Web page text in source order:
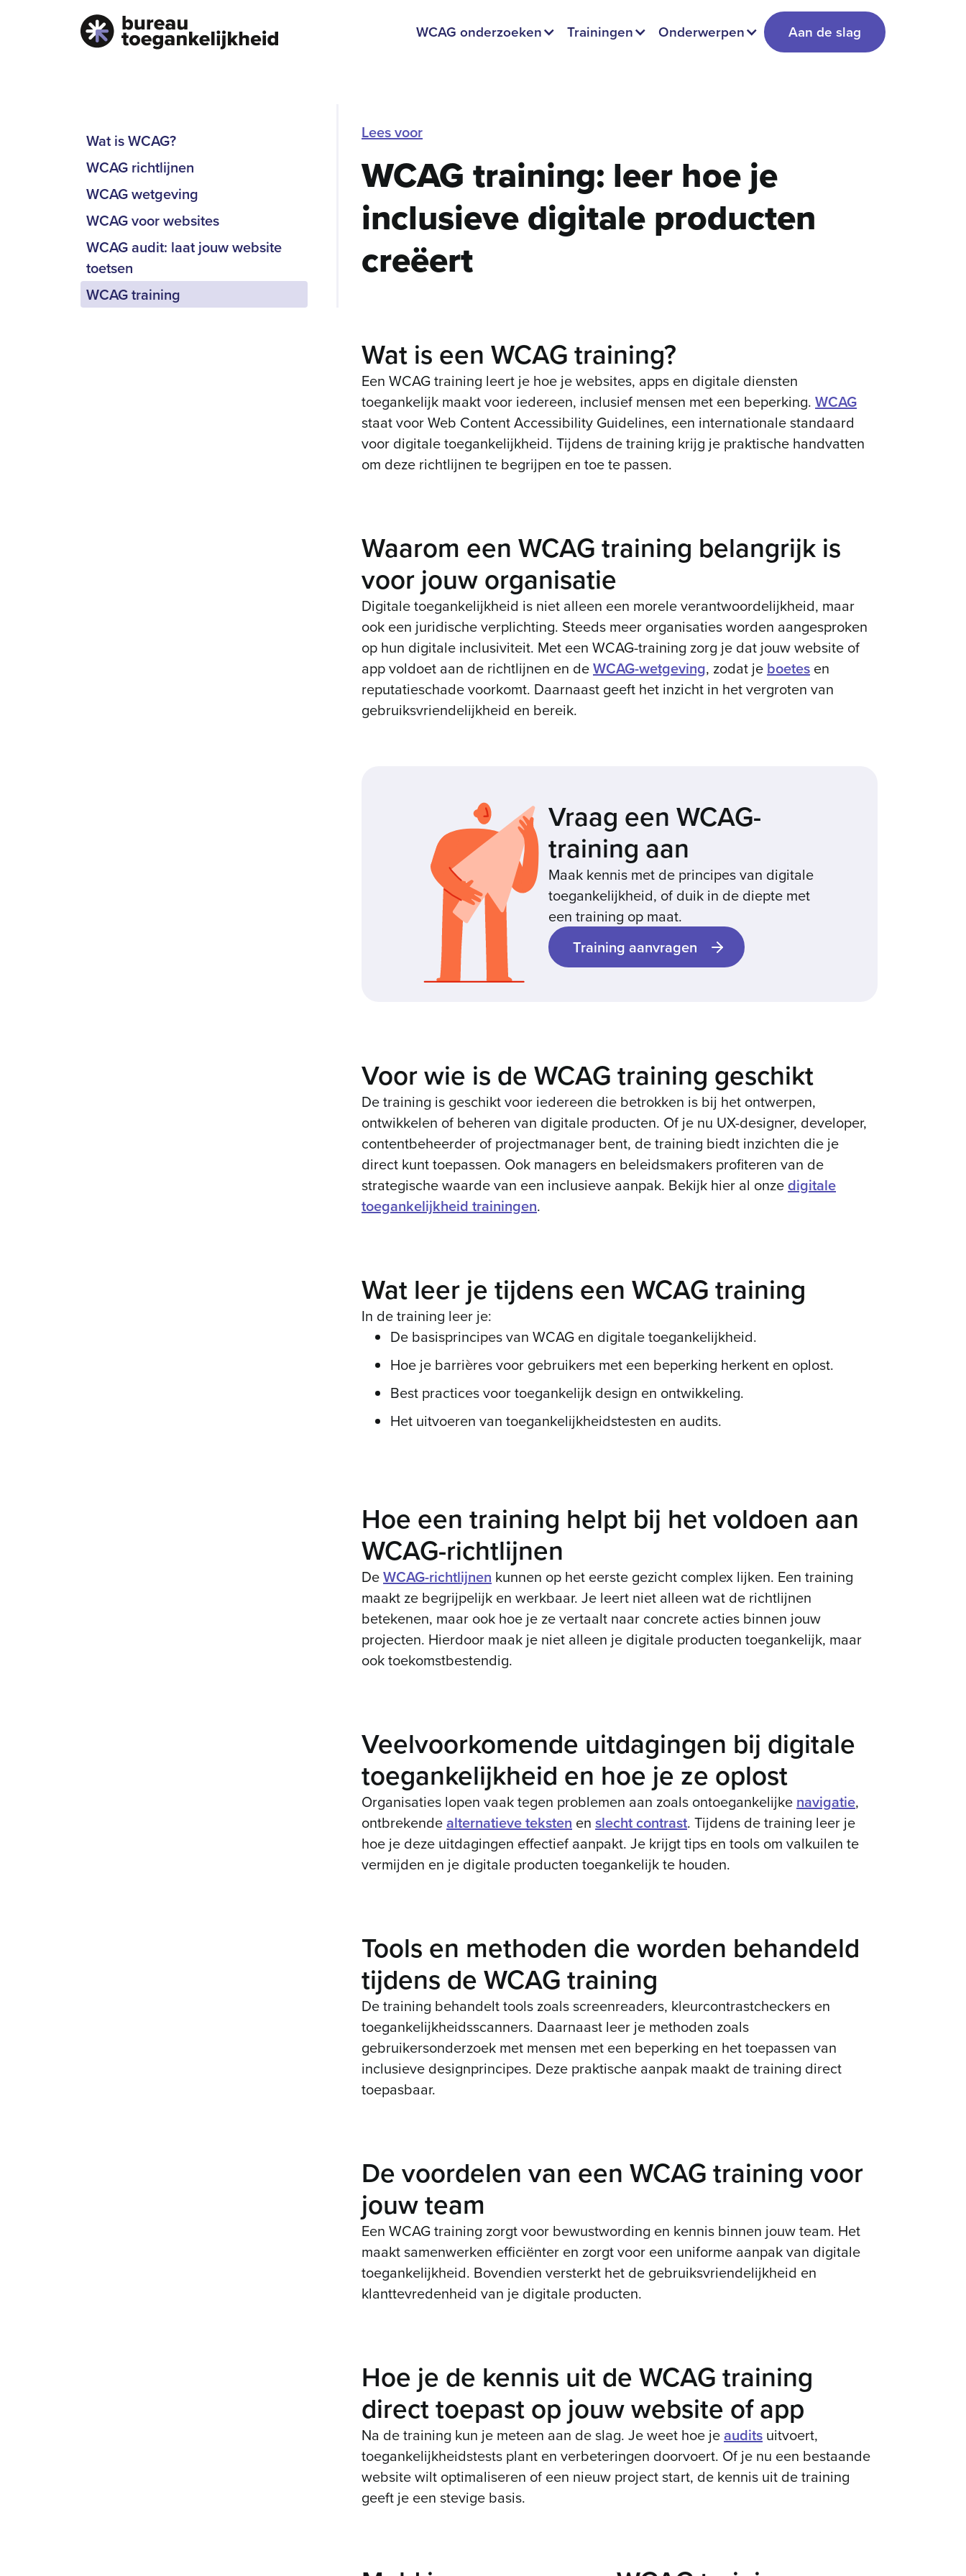
WCAG onderzoeken Trainingen Onderwerpen Aan de slag
Wat is WCAG?
WCAG richtlijnen
WCAG wetgeving
WCAG voor websites
WCAG audit: laat jouw website
toetsen
WCAG training
Lees voor
WCAG training: leer hoe je
inclusieve digitale producten
creëert
Wat is een WCAG training?
Een WCAG training leert je hoe je websites, apps en digitale diensten
toegankelijk maakt voor iedereen, inclusief mensen met een beperking.WCAG
staat voor Web Content Accessibility Guidelines, een internationale standaard
voor digitale toegankelijkheid. Tijdens de training krijg je praktische handvatten
om deze richtlijnen te begrijpen en toe te passen.
Waarom een WCAG training belangrijk is
voor jouw organisatie
Digitale toegankelijkheid is niet alleen een morele verantwoordelijkheid, maar
ook een juridische verplichting. Steeds meer organisaties worden aangesproken
op hun digitale inclusiviteit. Met een WCAG-training zorg je dat jouw website of
app voldoet aan de richtlijnen en deWCAG-wetgeving, zodat je boetes en
reputatieschade voorkomt. Daarnaast geeft het inzicht in het vergroten van
gebruiksvriendelijkheid en bereik.
Vraag een WCAG-
training aan
Maak kennis met de principes van digitale
toegankelijkheid, of duik in de diepte met
een training op maat.
Training aanvragen
Voor wie is de WCAG training geschikt
De training is geschikt voor iedereen die betrokken is bij het ontwerpen,
ontwikkelen of beheren van digitale producten. Of je nu UX-designer, developer,
contentbeheerder of projectmanager bent, de training biedt inzichten die je
direct kunt toepassen. Ook managers en beleidsmakers profiteren van de
strategische waarde van een inclusieve aanpak. Bekijk hier al onzedigitale
toegankelijkheid trainingen.
Wat leer je tijdens een WCAG training
In de training leer je:
De basisprincipes van WCAG en digitale toegankelijkheid.
Hoe je barrières voor gebruikers met een beperking herkent en oplost.
Best practices voor toegankelijk design en ontwikkeling.
Het uitvoeren van toegankelijkheidstesten en audits.
Hoe een training helpt bij het voldoen aan
WCAG-richtlijnen
DeWCAG-richtlijnen kunnen op het eerste gezicht complex lijken. Een training
maakt ze begrijpelijk en werkbaar. Je leert niet alleen wat de richtlijnen
betekenen, maar ook hoe je ze vertaalt naar concrete acties binnen jouw
projecten. Hierdoor maak je niet alleen je digitale producten toegankelijk, maar
ook toekomstbestendig.
Veelvoorkomende uitdagingen bij digitale
toegankelijkheid en hoe je ze oplost
Organisaties lopen vaak tegen problemen aan zoals ontoegankelijke navigatie,
ontbrekendealternatieve teksten enslecht contrast. Tijdens de training leer je
hoe je deze uitdagingen effectief aanpakt. Je krijgt tips en tools om valkuilen te
vermijden en je digitale producten toegankelijk te houden.
Tools en methoden die worden behandeld
tijdens de WCAG training
De training behandelt tools zoals screenreaders, kleurcontrastcheckers en
toegankelijkheidsscanners. Daarnaast leer je methoden zoals
gebruikersonderzoek met mensen met een beperking en het toepassen van
inclusieve designprincipes. Deze praktische aanpak maakt de training direct
toepasbaar.
De voordelen van een WCAG training voor
jouw team
Een WCAG training zorgt voor bewustwording en kennis binnen jouw team. Het
maakt samenwerken efficiënter en zorgt voor een uniforme aanpak van digitale
toegankelijkheid. Bovendien versterkt het de gebruiksvriendelijkheid en
klanttevredenheid van je digitale producten.
Hoe je de kennis uit de WCAG training
direct toepast op jouw website of app
Na de training kun je meteen aan de slag. Je weet hoe jeaudits uitvoert,
toegankelijkheidstests plant en verbeteringen doorvoert. Of je nu een bestaande
website wilt optimaliseren of een nieuw project start, de kennis uit de training
geeft je een stevige basis.